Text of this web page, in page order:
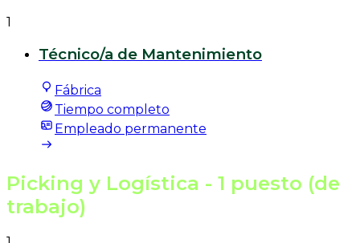
1
Técnico/a de Mantenimiento
Fábrica
Tiempo completo
Empleado permanente
Picking y Logística - 1 puesto (de
trabajo)